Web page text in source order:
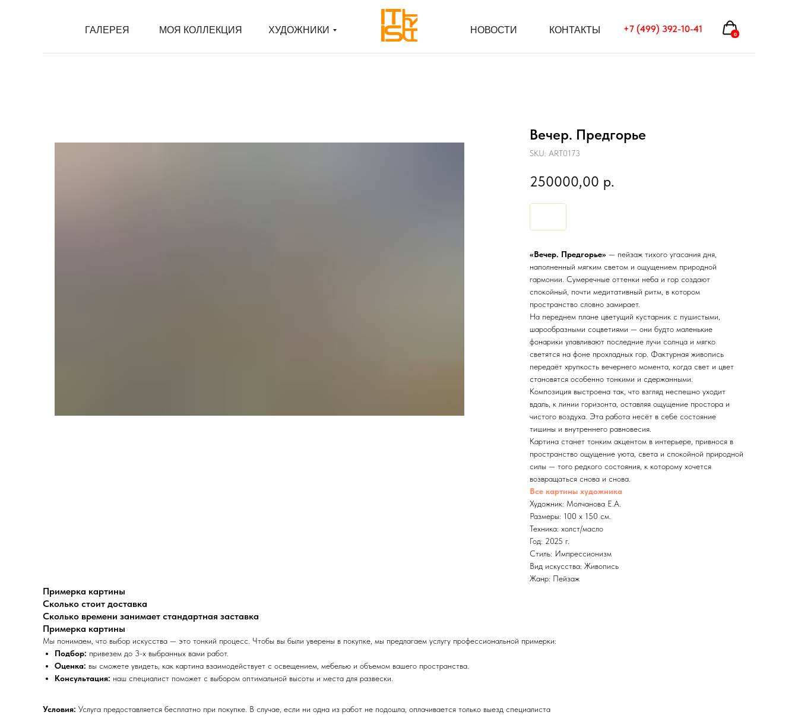
ГАЛЕРЕЯ ХУДОЖНИКИ
МОЯ КОЛЛЕКЦИЯ КОНТАКТЫ
НОВОСТИ +7 (499) 392-10-41
ГАЛЕРЕЯ ХУДОЖНИКИ
МОЯ КОЛЛЕКЦИЯ КОНТАКТЫ
НОВОСТИ 0
+7 (499) 392-10-41
Вечер. Предгорье
SKU: ART0173
250000,00 р.
«Вечер. Предгорье» — пейзаж тихого угасания дня,
наполненный мягким светом и ощущением природной
гармонии. Сумеречные оттенки неба и гор создают
спокойный, почти медитативный ритм, в котором
пространство словно замирает.
На переднем плане цветущий кустарник с пушистыми,
шарообразными соцветиями — они будто маленькие
фонарики улавливают последние лучи солнца и мягко
светятся на фоне прохладных гор. Фактурная живопись
передаёт хрупкость вечернего момента, когда свет и цвет
становятся особенно тонкими и сдержанными.
Композиция выстроена так, что взгляд неспешно уходит
вдаль, к линии горизонта, оставляя ощущение простора и
чистого воздуха. Эта работа несёт в себе состояние
тишины и внутреннего равновесия.
Картина станет тонким акцентом в интерьере, привнося в
пространство ощущение уюта, света и спокойной природной
силы — того редкого состояния, к которому хочется
возвращаться снова и снова.
Все картины художника
Художник: Молчанова Е.А.
Размеры: 100 x 150 см.
Техника: холст/масло
Год: 2025 г.
Стиль: Импрессионизм
Вид искусства: Живопись
Жанр: Пейзаж
Примерка картины
Сколько стоит доставка
Сколько времени занимает стандартная заставка
Примерка картины
Мы понимаем, что выбор искусства — это тонкий процесс. Чтобы вы были уверены в покупке, мы предлагаем услугу профессиональной примерки:
Подбор: привезем до 3-х выбранных вами работ.
Оценка: вы сможете увидеть, как картина взаимодействует с освещением, мебелью и объемом вашего пространства.
Консультация: наш специалист поможет с выбором оптимальной высоты и места для развески.
Условия: Услуга предоставляется бесплатно при покупке. В случае, если ни одна из работ не подошла, оплачивается только выезд специалиста